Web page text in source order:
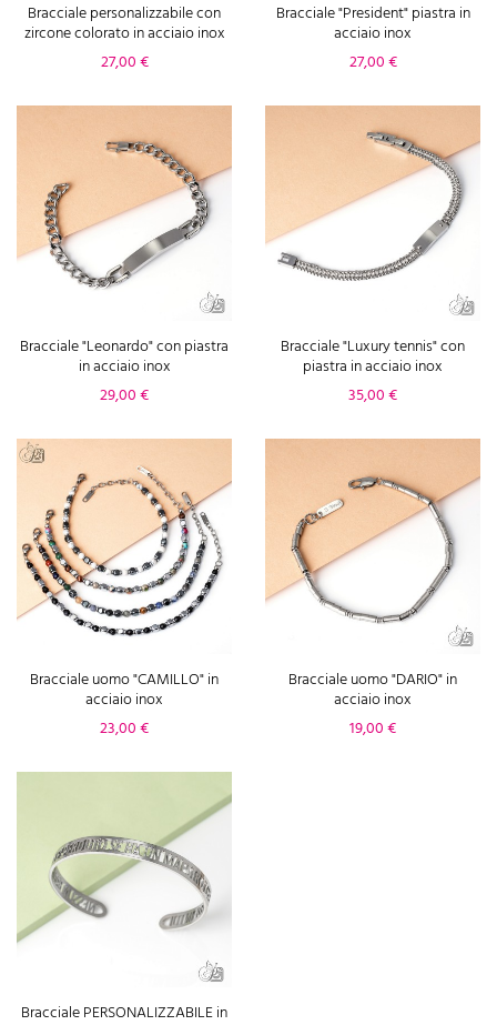
Bracciale personalizzabile con
zircone colorato in acciaio inox
Prezzo
27,00 €
Bracciale "President" piastra in
acciaio inox
Prezzo
27,00 €
Bracciale "Leonardo" con piastra
in acciaio inox
Prezzo
29,00 €
Bracciale "Luxury tennis" con
piastra in acciaio inox
Prezzo
35,00 €
Bracciale uomo "CAMILLO" in
acciaio inox
Prezzo
23,00 €
Bracciale uomo "DARIO" in
acciaio inox
Prezzo
19,00 €
Bracciale PERSONALIZZABILE in